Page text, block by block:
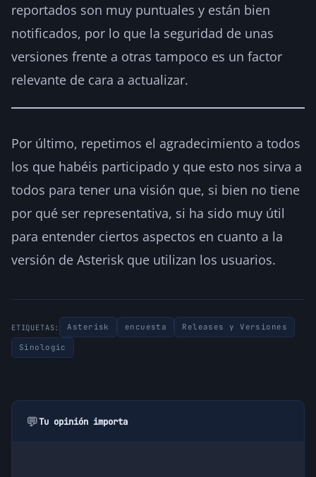
reportados son muy puntuales y están bien
notificados, por lo que la seguridad de unas
versiones frente a otras tampoco es un factor
relevante de cara a actualizar.
Por último, repetimos el agradecimiento a todos
los que habéis participado y que esto nos sirva a
todos para tener una visión que, si bien no tiene
por qué ser representativa, si ha sido muy útil
para entender ciertos aspectos en cuanto a la
versión de Asterisk que utilizan los usuarios.
ETIQUETAS: Asterisk encuesta Releases y Versiones
Sinologic
💬Tu opinión importa